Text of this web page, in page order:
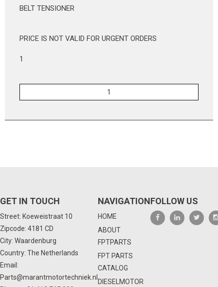
BELT TENSIONER
PRICE IS NOT VALID FOR URGENT ORDERS
1
GET IN TOUCH
Street: Koeweistraat 10
Zipcode: 4181 CD
City: Waardenburg
Country: The Netherlands
Email:
Parts@marantmotortechniek.nl
NAVIGATION
HOME
ABOUT
FPTPARTS
FPT PARTS
CATALOG
DIESELMOTOR
FOLLOW US